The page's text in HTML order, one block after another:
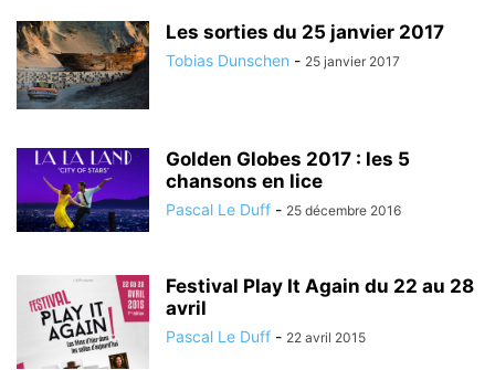
Les sorties du 25 janvier 2017
Tobias Dunschen - 25 janvier 2017
Golden Globes 2017 : les 5
chansons en lice
Pascal Le Duff - 25 décembre 2016
Festival Play It Again du 22 au 28
avril
Pascal Le Duff - 22 avril 2015